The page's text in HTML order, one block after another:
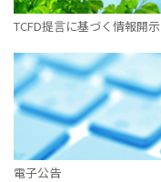
TCFD提言に基づく情報開示
電子公告